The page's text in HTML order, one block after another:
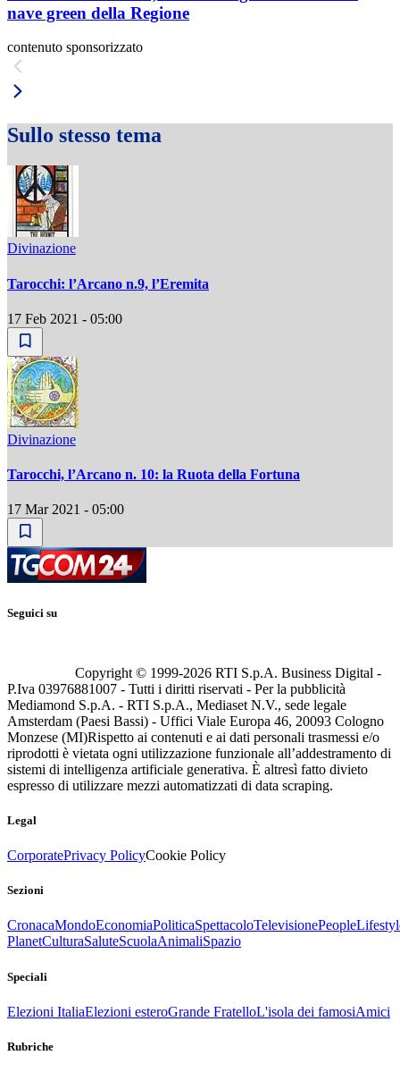
nave green della Regione
contenuto sponsorizzato
Sullo stesso tema
Divinazione
Tarocchi: l’Arcano n.9, l’Eremita
17 Feb 2021 - 05:00
Divinazione
Tarocchi, l’Arcano n. 10: la Ruota della Fortuna
17 Mar 2021 - 05:00
Seguici su
Copyright © 1999-2026 RTI S.p.A. Business Digital -
P.Iva 03976881007 - Tutti i diritti riservati - Per la pubblicità
Mediamond S.p.A. - RTI S.p.A., Mediaset N.V., sede legale
Amsterdam (Paesi Bassi) - Uffici Viale Europa 46, 20093 Cologno
Monzese (MI)Rispetto ai contenuti e ai dati personali trasmessi e/o
riprodotti è vietata ogni utilizzazione funzionale all’addestramento di
sistemi di intelligenza artificiale generativa. È altresì fatto divieto
espresso di utilizzare mezzi automatizzati di data scraping.
Legal
CorporatePrivacy PolicyCookie Policy
Sezioni
CronacaMondoEconomiaPoliticaSpettacoloTelevisionePeople
PlanetCulturaSaluteScuolaAnimaliSpazio
Speciali
Elezioni ItaliaElezioni esteroGrande FratelloL'isola dei famosiAmici
Rubriche